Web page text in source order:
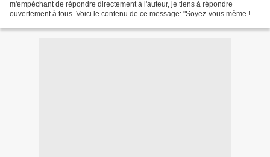
m'empèchant de répondre directement à l'auteur, je tiens à répondre
ouvertement à tous. Voici le contenu de ce message: "Soyez-vous même !